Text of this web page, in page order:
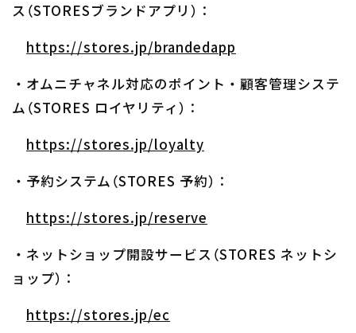
ス（STORESブランドアプリ）：
https://stores.jp/brandedapp
・オムニチャネル対応のポイント・顧客管理システ
ム（STORES ロイヤリティ）：
https://stores.jp/loyalty
・予約システム（STORES 予約）：
https://stores.jp/reserve
・ネットショップ開設サービス（STORES ネットシ
ョップ）：
https://stores.jp/ec